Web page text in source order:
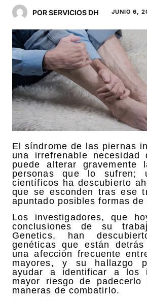
POR SERVICIOS DH JUNIO 6,
El síndrome de las piernas
una irrefrenable necesidad
puede alterar
personas que lo sufren;
científicos ha descubierto
que se esconden tras ese
apuntado posibles formas de
Los investigadores, que
conclusiones de su
Genetics, han
genéticas que están
una afección frecuente
mayores, y su hallazgo
ayudar a identificar a los
mayor riesgo de
maneras de combatirlo.